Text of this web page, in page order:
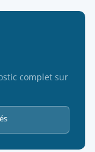
complet sur